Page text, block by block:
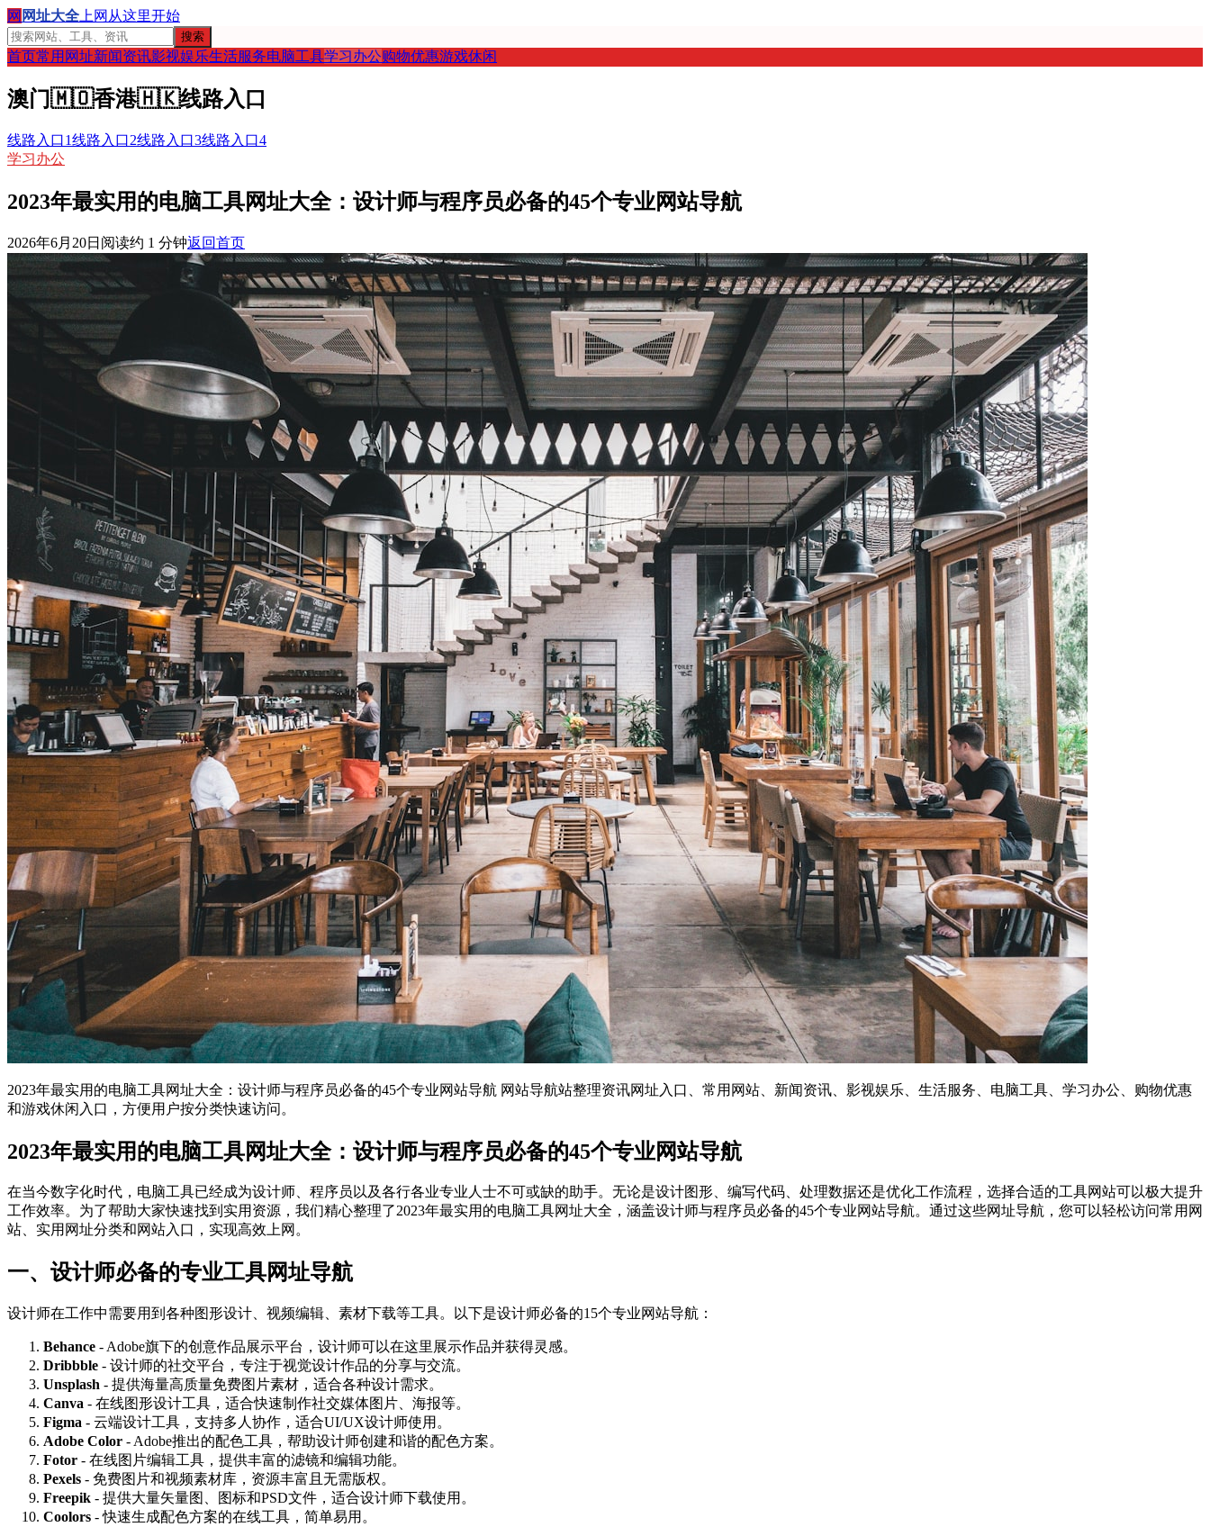
网 网址大全 上网从这里开始
搜索
首页常用网址新闻资讯影视娱乐生活服务电脑工具学习办公购物优惠游戏休闲
澳门🇲🇴香港🇭🇰线路入口
线路入口1线路入口2线路入口3线路入口4
学习办公
2023年最实用的电脑工具网址大全：设计师与程序员必备的45个专业网站导航
2026年6月20日 阅读约 1 分钟返回首页
2023年最实用的电脑工具网址大全：设计师与程序员必备的45个专业网站导航 网站导航站整理资讯网址入口、常用网站、新闻资讯、影视娱乐、生活服务、电脑工具、学习办公、购物优惠
和游戏休闲入口，方便用户按分类快速访问。
2023年最实用的电脑工具网址大全：设计师与程序员必备的45个专业网站导航
在当今数字化时代，电脑工具已经成为设计师、程序员以及各行各业专业人士不可或缺的助手。无论是设计图形、编写代码、处理数据还是优化工作流程，选择合适的工具网站可以极大提升
工作效率。为了帮助大家快速找到实用资源，我们精心整理了2023年最实用的电脑工具网址大全，涵盖设计师与程序员必备的45个专业网站导航。通过这些网址导航，您可以轻松访问常用网
站、实用网址分类和网站入口，实现高效上网。
一、设计师必备的专业工具网址导航
设计师在工作中需要用到各种图形设计、视频编辑、素材下载等工具。以下是设计师必备的15个专业网站导航：
Behance - Adobe旗下的创意作品展示平台，设计师可以在这里展示作品并获得灵感。
Dribbble - 设计师的社交平台，专注于视觉设计作品的分享与交流。
Unsplash - 提供海量高质量免费图片素材，适合各种设计需求。
Canva - 在线图形设计工具，适合快速制作社交媒体图片、海报等。
Figma - 云端设计工具，支持多人协作，适合UI/UX设计师使用。
Adobe Color - Adobe推出的配色工具，帮助设计师创建和谐的配色方案。
Fotor - 在线图片编辑工具，提供丰富的滤镜和编辑功能。
Pexels - 免费图片和视频素材库，资源丰富且无需版权。
Freepik - 提供大量矢量图、图标和PSD文件，适合设计师下载使用。
Coolors - 快速生成配色方案的在线工具，简单易用。